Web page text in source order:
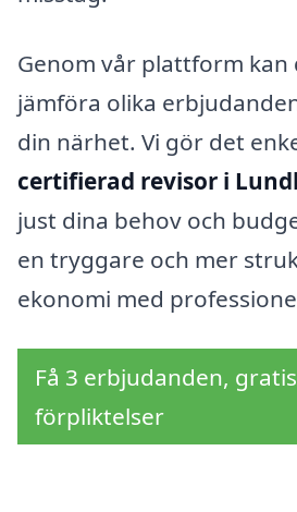
Genom vår plattform kan
jämföra olika
din närhet. Vi gör det
certifierad revisor i
just dina behov och
en tryggare och mer
ekonomi med
Få 3 erbjudanden,
förpliktelser